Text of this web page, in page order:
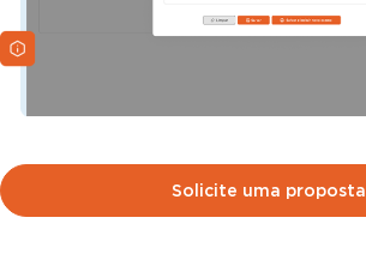
Solicite uma proposta